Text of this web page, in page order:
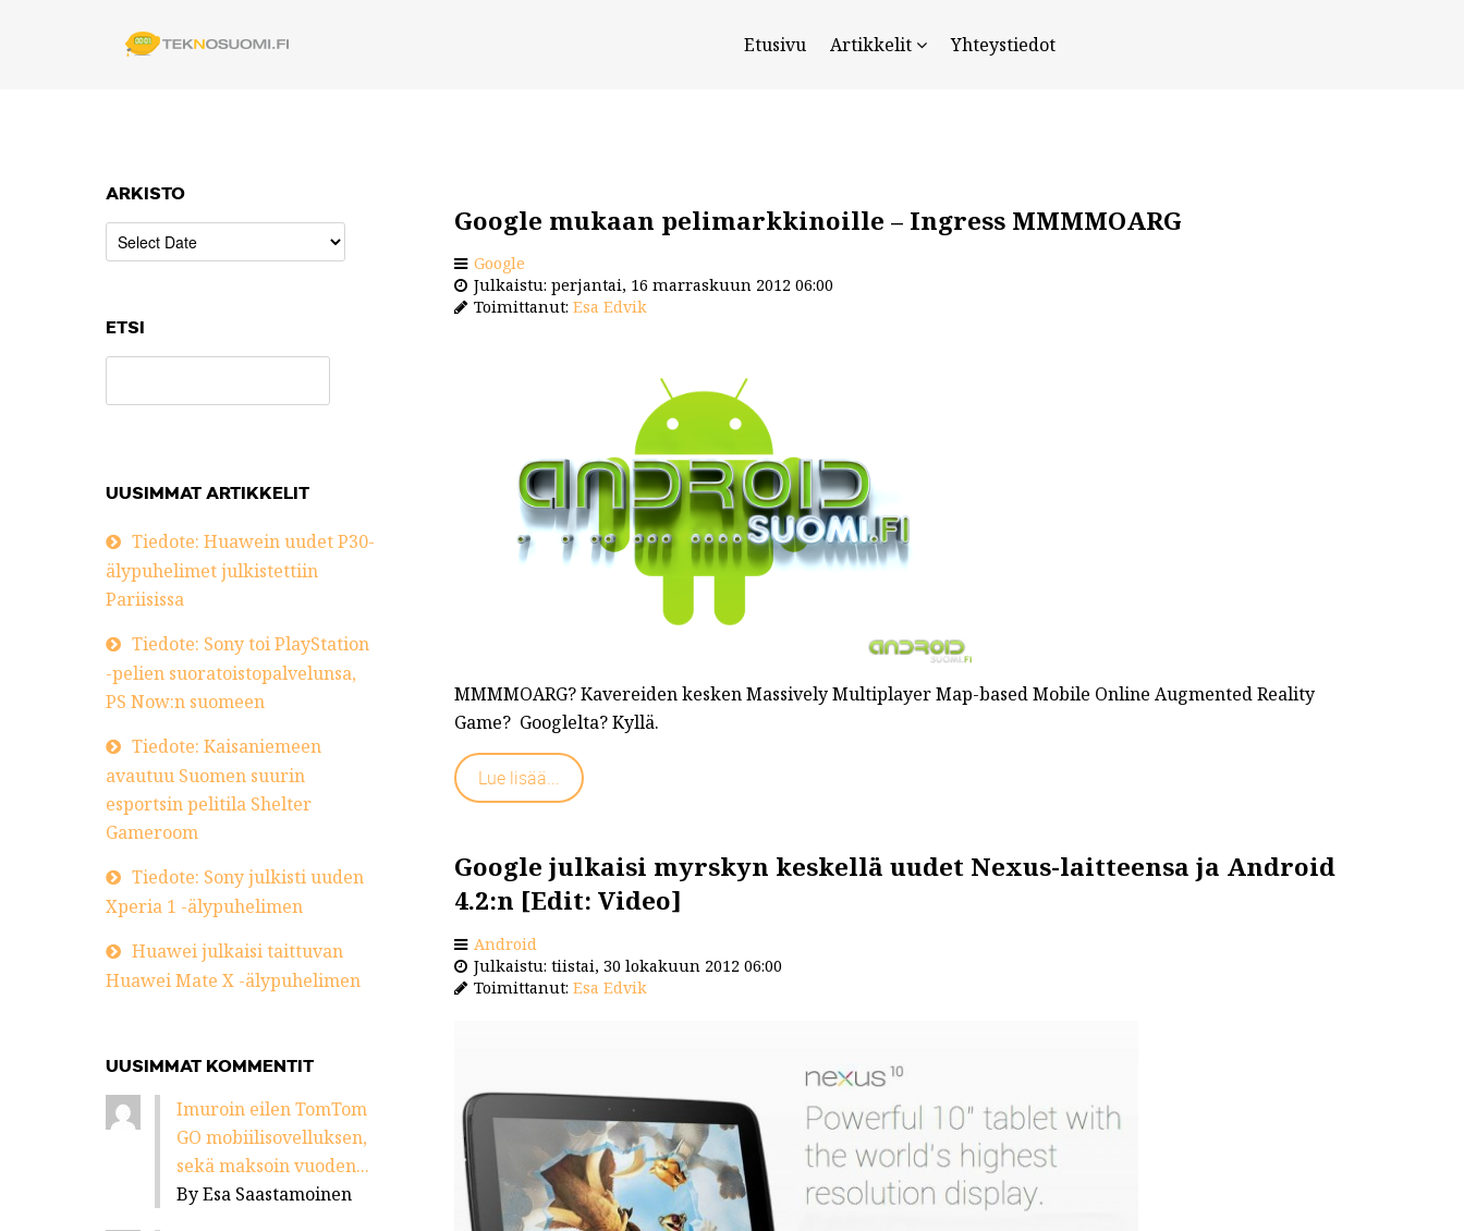
Etusivu Artikkelit Yhteystiedot
Google mukaan pelimarkkinoille – Ingress MMMMOARG
Google
Julkaistu: perjantai, 16 marraskuun 2012 06:00
Toimittanut: Esa Edvik
MMMMOARG? Kavereiden kesken Massively Multiplayer Map-based Mobile Online Augmented Reality
Game? Googlelta? Kyllä.
Lue lisää...
Google julkaisi myrskyn keskellä uudet Nexus-laitteensa ja Android
4.2:n [Edit: Video]
Android
Julkaistu: tiistai, 30 lokakuun 2012 06:00
Toimittanut: Esa Edvik
ARKISTO
ETSI
UUSIMMAT ARTIKKELIT
Tiedote: Huawein uudet P30-
älypuhelimet julkistettiin
Pariisissa
Tiedote: Sony toi PlayStation
-pelien suoratoistopalvelunsa,
PS Now:n suomeen
Tiedote: Kaisaniemeen
avautuu Suomen suurin
esportsin pelitila Shelter
Gameroom
Tiedote: Sony julkisti uuden
Xperia 1 -älypuhelimen
Huawei julkaisi taittuvan
Huawei Mate X -älypuhelimen
UUSIMMAT KOMMENTIT
Imuroin eilen TomTom
GO mobiilisovelluksen,
sekä maksoin vuoden...
By Esa Saastamoinen